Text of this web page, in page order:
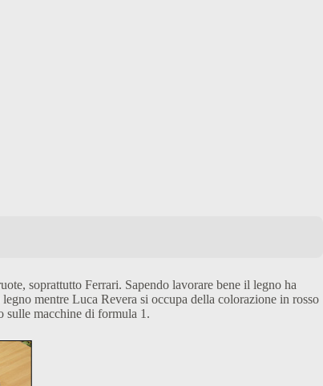
soprattutto Ferrari. Sapendo lavorare bene il legno ha
mentre Luca Revera si occupa della colorazione in rosso
sulle macchine di formula 1.